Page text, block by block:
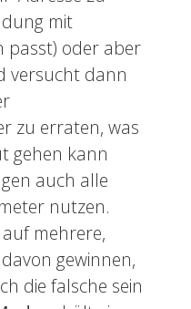
mit
passt) oder aber
versucht dann
zu erraten, was
gehen kann
auch alle
nutzen.
mehrere,
gewinnen,
die falsche sein